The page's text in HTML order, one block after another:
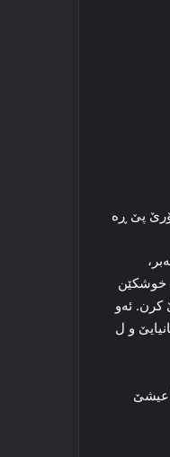
پێ ڕه‌
خوشکێن
کرن. ئه‌و
و ل